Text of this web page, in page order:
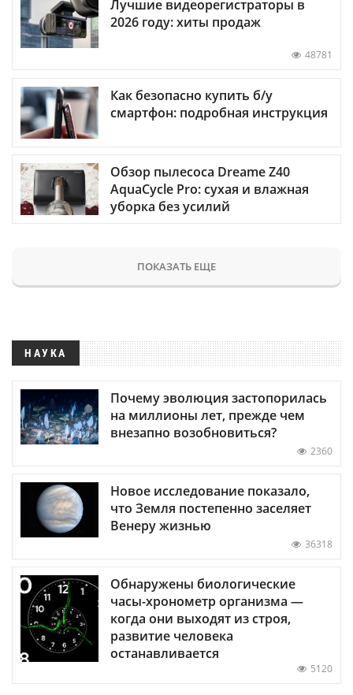
Лучшие видеорегистраторы в
2026 году: хиты продаж
48781
Как безопасно купить б/у
смартфон: подробная инструкция
Обзор пылесоса Dreame Z40
AquaCycle Pro: сухая и влажная
уборка без усилий
ПОКАЗАТЬ ЕЩЕ
НАУКА
Почему эволюция застопорилась
на миллионы лет, прежде чем
внезапно возобновиться?
2360
Новое исследование показало,
что Земля постепенно заселяет
Венеру жизнью
36318
Обнаружены биологические
часы-хронометр организма —
когда они выходят из строя,
развитие человека
останавливается
5120